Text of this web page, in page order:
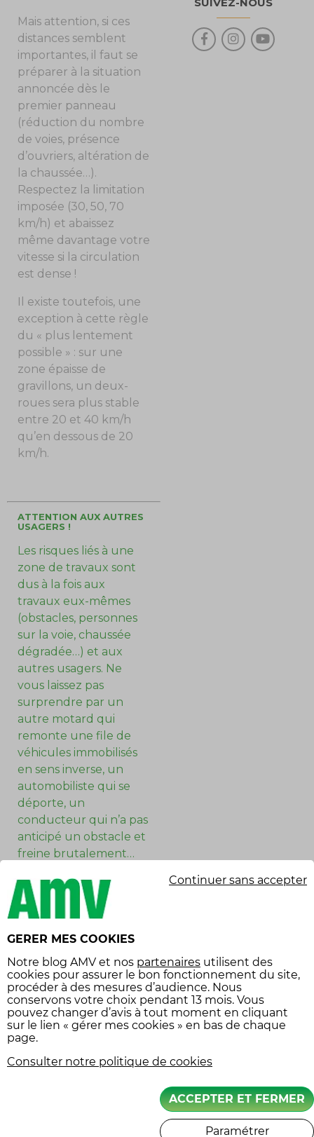
Mais attention, si ces
distances semblent
importantes, il faut se
préparer à la situation
annoncée dès le
premier panneau
(réduction du nombre
de voies, présence
d’ouvriers, altération de
la chaussée…).
Respectez la limitation
imposée (30, 50, 70
km/h) et abaissez
même davantage votre
vitesse si la circulation
est dense !
Il existe toutefois, une
exception à cette règle
du « plus lentement
possible » : sur une
zone épaisse de
gravillons, un deux-
roues sera plus stable
entre 20 et 40 km/h
qu’en dessous de 20
km/h.
ATTENTION AUX AUTRES
USAGERS !
Les risques liés à une
zone de travaux sont
dus à la fois aux
travaux eux-mêmes
(obstacles, personnes
sur la voie, chaussée
dégradée…) et aux
autres usagers. Ne
vous laissez pas
surprendre par un
autre motard qui
remonte une file de
véhicules immobilisés
en sens inverse, un
automobiliste qui se
déporte, un
conducteur qui n’a pas
anticipé un obstacle et
freine brutalement…
Les deux roues sont
nettement moins
visibles que d’autres
véhicules. Attention
l’inattention des autres
usagers.
S’ADAPTER À LA
SITUATION
GERER MES COOKIES
Notre blog AMV et nos partenaires utilisent des
cookies pour assurer le bon fonctionnement du site,
procéder à des mesures d’audience. Nous
conservons votre choix pendant 13 mois. Vous
pouvez changer d’avis à tout moment en cliquant
sur le lien « gérer mes cookies » en bas de chaque
page.
Consulter notre politique de cookies
Continuer sans accepter
ACCEPTER ET FERMER
Paramétrer